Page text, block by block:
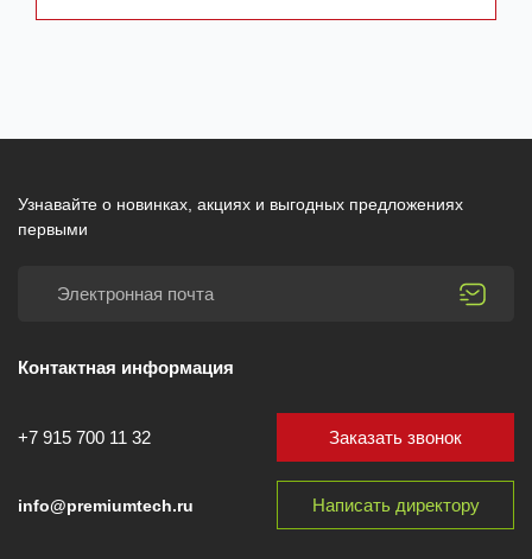
Узнавайте о новинках, акциях и выгодных предложениях
первыми
Контактная информация
+7 915 700 11 32
info@premiumtech.ru
Заказать звонок
Написать директору